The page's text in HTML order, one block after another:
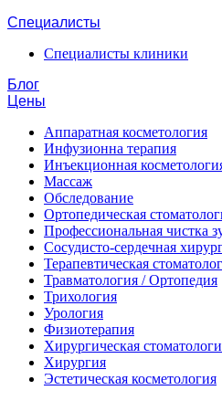
Специалисты
Специалисты клиники
Блог
Цены
Аппаратная косметология
Инфузионна терапия
Инъекционная
Массаж
Обследование
Ортопедическая
Профессиональная чистка
Сосудисто-сердечная
Терапевтическая
Травматология / Ортопедия
Трихология
Урология
Физиотерапия
Хирургическая
Хирургия
Эстетическая косметология